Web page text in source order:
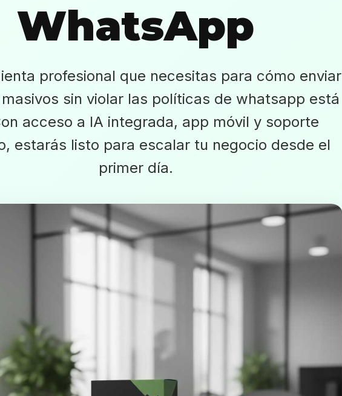
WhatsApp
profesional que necesitas para cómo enviar
sin violar las políticas de whatsapp está
acceso a IA integrada, app móvil y soporte
estarás listo para escalar tu negocio desde el
primer día.